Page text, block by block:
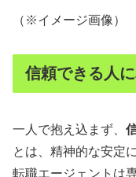
（※イメージ画像）
信頼できる人
一人で抱え込まず、
とは、精神的な安定
転職エージェントは